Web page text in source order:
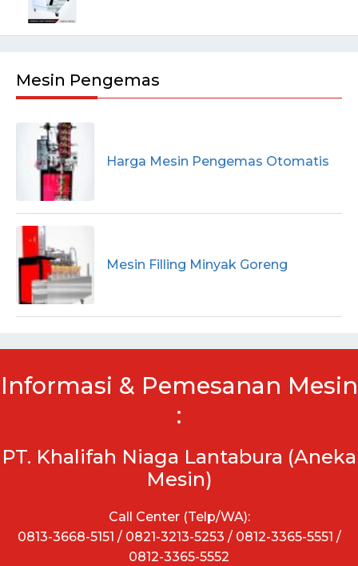
Mesin Pengemas
Harga Mesin Pengemas Otomatis
Mesin Filling Minyak Goreng
Informasi & Pemesanan Mesin
:
PT. Khalifah Niaga Lantabura (Aneka
Mesin)
Call Center (Telp/WA):
0813-3668-5151 / 0821-3213-5253 / 0812-3365-5551 /
0812-3365-5552